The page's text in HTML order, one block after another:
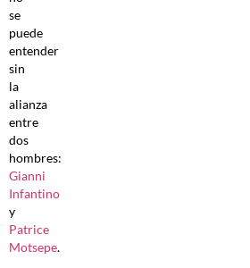
se
puede
entender
sin
la
alianza
entre
dos
hombres:
Gianni
Infantino
y
Patrice
Motsepe.